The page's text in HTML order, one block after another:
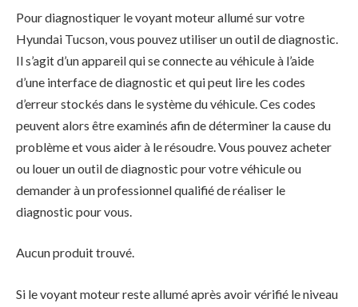
Pour diagnostiquer le voyant moteur allumé sur votre
Hyundai Tucson, vous pouvez utiliser un outil de diagnostic.
Il s’agit d’un appareil qui se connecte au véhicule à l’aide
d’une interface de diagnostic et qui peut lire les codes
d’erreur stockés dans le système du véhicule. Ces codes
peuvent alors être examinés afin de déterminer la cause du
problème et vous aider à le résoudre. Vous pouvez acheter
ou louer un outil de diagnostic pour votre véhicule ou
demander à un professionnel qualifié de réaliser le
diagnostic pour vous.
Aucun produit trouvé.
Si le voyant moteur reste allumé après avoir vérifié le niveau